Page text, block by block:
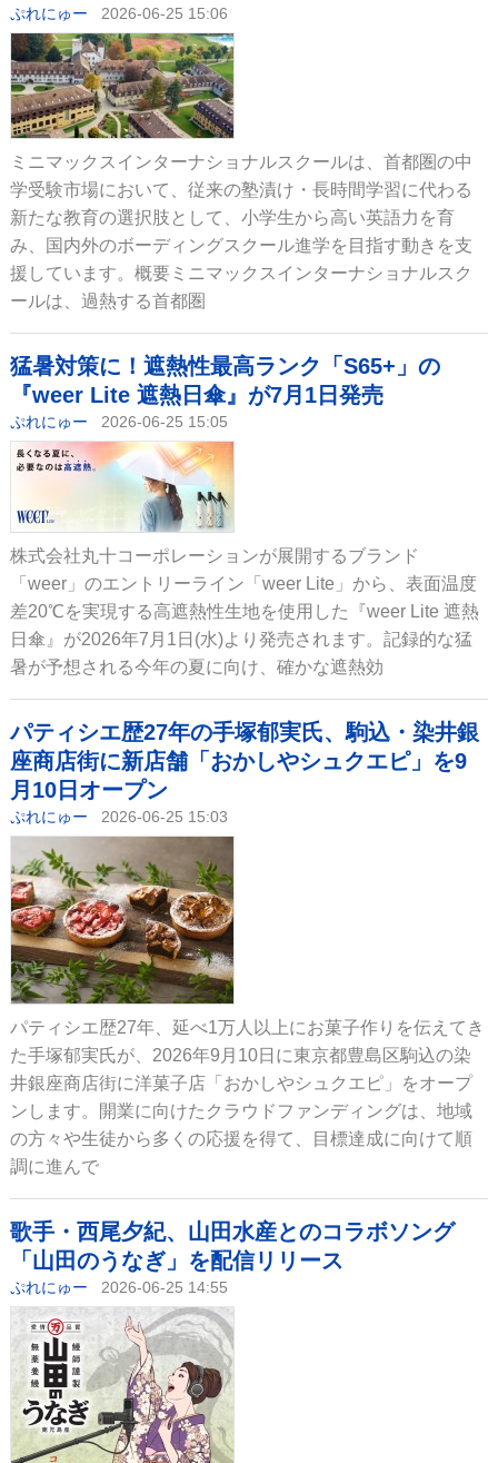
ぷれにゅー 2026-06-25 15:06
ミニマックスインターナショナルスクールは、首都圏の中
学受験市場において、従来の塾漬け・長時間学習に代わる
新たな教育の選択肢として、小学生から高い英語力を育
み、国内外のボーディングスクール進学を目指す動きを支
援しています。概要ミニマックスインターナショナルスク
ールは、過熱する首都圏
猛暑対策に！遮熱性最高ランク「S65+」の
『weer Lite 遮熱日傘』が7月1日発売
ぷれにゅー 2026-06-25 15:05
株式会社丸十コーポレーションが展開するブランド
「weer」のエントリーライン「weer Lite」から、表面温度
差20℃を実現する高遮熱性生地を使用した『weer Lite 遮熱
日傘』が2026年7月1日(水)より発売されます。記録的な猛
暑が予想される今年の夏に向け、確かな遮熱効
パティシエ歴27年の手塚郁実氏、駒込・染井銀
座商店街に新店舗「おかしやシュクエピ」を9
月10日オープン
ぷれにゅー 2026-06-25 15:03
パティシエ歴27年、延べ1万人以上にお菓子作りを伝えてき
た手塚郁実氏が、2026年9月10日に東京都豊島区駒込の染
井銀座商店街に洋菓子店「おかしやシュクエピ」をオープ
ンします。開業に向けたクラウドファンディングは、地域
の方々や生徒から多くの応援を得て、目標達成に向けて順
調に進んで
歌手・西尾夕紀、山田水産とのコラボソング
「山田のうなぎ」を配信リリース
ぷれにゅー 2026-06-25 14:55